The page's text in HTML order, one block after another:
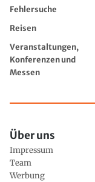
Fehlersuche
Reisen
Veranstaltungen,
Konferenzen und
Messen
Über uns
Impressum
Team
Werbung